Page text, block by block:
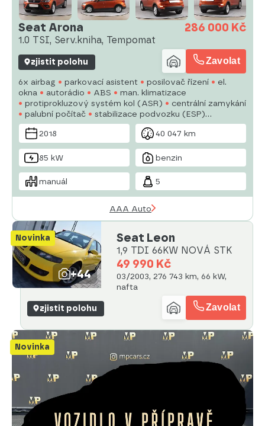
Seat Arona
1.0 TSI, Serv.kniha, Tempomat
286 000 Kč
zjistit polohu Zavolat
6x airbag parkovací asistent posilovač řízení
el.
okna
autorádio ABS
man. klimatizace
protiprokluzový systém kol (ASR)
centrální zamykání
palubní počítač
stabilizace podvozku (ESP)
mlhovky
startování tlačítkem
senzor tlaku v
pneumatikách
2018 40 047 km
85 kW benzin
manuál 5
AAA Auto
Novinka
+44
Seat Leon
1,9 TDI 66KW NOVÁ STK
49 990 Kč
03/2003, 276 743 km, 66 kW,
nafta
zjistit polohu Zavolat
Novinka